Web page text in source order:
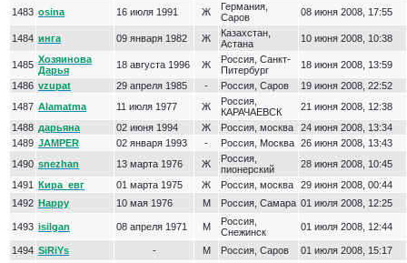
1483 osina 16 июля 1991 Ж
Германия,
Саров
08 июня 2008, 17:55
1484 инга 09 января 1982 Ж
Казахстан,
Астана
10 июня 2008, 10:38
1485 Хозяинова
Дарья
18 августа 1996 Ж
Россия, Санкт-
Питербург
18 июня 2008, 13:59
1486 vzupat 29 апреля 1985 - Россия, Саров
19 июня 2008, 22:52
1487 Alamatma 11 июля 1977 Ж
Россия,
КАРАЧАЕВСК
21 июня 2008, 12:38
1488 дарьяна 02 июня 1994 Ж Россия, москва
24 июня 2008, 13:34
1489 JAMPER 02 января 1993 - Россия, Москва 26 июня 2008, 13:43
1490 snezhan 13 марта 1976 Ж
Россия,
пионерский
28 июня 2008, 10:45
1491 Кира_евг 01 марта 1975 Ж Россия, москва
29 июня 2008, 00:44
1492 Happy 10 мая 1976 М Россия, Самара 01 июля 2008, 12:25
1493 isilgan 08 апреля 1971 М
Россия,
Снежинск
01 июля 2008, 12:44
1494 SiRiYs - М Россия, Саров
01 июля 2008, 15:17